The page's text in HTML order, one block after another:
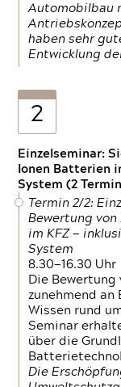
Automobilbau
haben sehr
Entwicklung
2
Einzelseminar:
Ionen Batterien
System (2
Termin 2/2:
Bewertung
im KFZ —
System
8.30—16.30 Uhr
Die
zunehmend an
Wissen rund
Seminar
über die
Die